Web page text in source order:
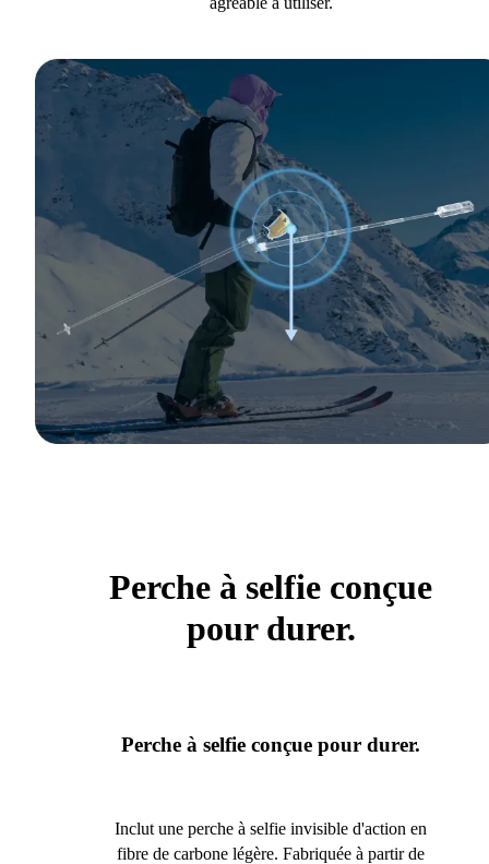
Perche à selfie conçue
pour durer.
Perche à selfie conçue pour durer.
Inclut une perche à selfie invisible d'action en
fibre de carbone légère. Fabriquée à partir de